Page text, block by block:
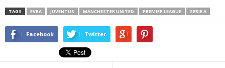
TAGS EVRA JUVENTUS MANCHESTER UNITED PREMIER LEAGUE SERIE A
Facebook Twitter